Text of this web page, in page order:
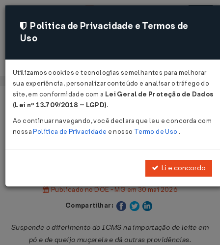
Acessar
Página Inicial
Legislações
Decreto Nº 49243 DE 29/05/2026
Publicado no DOE - MG em 30 mai 2026
Compartilhar:
Suspende o diferimento do ICMS na importação de leite em
pó e de queijo muçarela e dá outras providências.
Política de Privacidade e Termos de
Uso
Utilizamos cookies e tecnologias semelhantes para melhorar
sua experiência, personalizar conteúdo e analisar o tráfego do
site, em conformidade com a Lei Geral de Proteção de Dados
(Lei nº 13.709/2018 – LGPD).
Ao continuar navegando, você declara que leu e concorda com
nossaPolítica de Privacidade e nosso Termo de Uso .
Li e concordo